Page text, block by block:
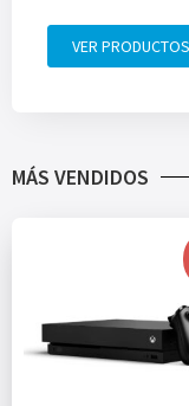
VER PRODUCTOS
MÁS VENDIDOS